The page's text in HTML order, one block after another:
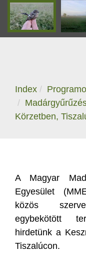
Index
Körzetben,
A Magyar
Egyesület
közös
egybekötött
hirdetünk a
Tiszalúcon.